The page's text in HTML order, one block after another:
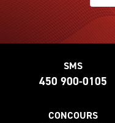
SMS
450 900-0105
CONCOURS